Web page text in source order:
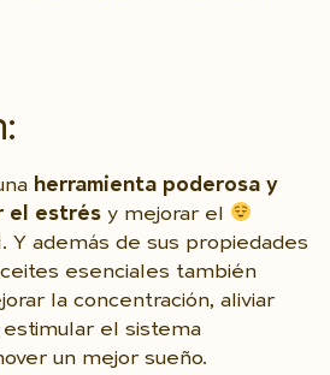
herramienta poderosa y
el estrés y mejorar el
Y además de sus propiedades
esenciales también
la concentración, aliviar
el sistema
un mejor sueño.